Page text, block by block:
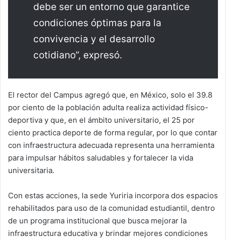
debe ser un entorno que garantice
condiciones óptimas para la
convivencia y el desarrollo
cotidiano”, expresó.
El rector del Campus agregó que, en México, solo el 39.8
por ciento de la población adulta realiza actividad físico-
deportiva y que, en el ámbito universitario, el 25 por
ciento practica deporte de forma regular, por lo que contar
con infraestructura adecuada representa una herramienta
para impulsar hábitos saludables y fortalecer la vida
universitaria.
Con estas acciones, la sede Yuriria incorpora dos espacios
rehabilitados para uso de la comunidad estudiantil, dentro
de un programa institucional que busca mejorar la
infraestructura educativa y brindar mejores condiciones